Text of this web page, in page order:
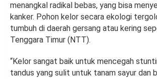
menangkal radikal bebas, yang bisa
kanker. Pohon kelor secara ekologi
tumbuh di daerah gersang atau kering
Tenggara Timur (NTT).
“Kelor sangat baik untuk mencegah
tandus yang sulit untuk tanam sayur dan